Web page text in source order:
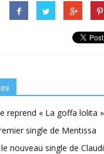
reprend « La goffa lolita »
single de Mentissa
le nouveau single de